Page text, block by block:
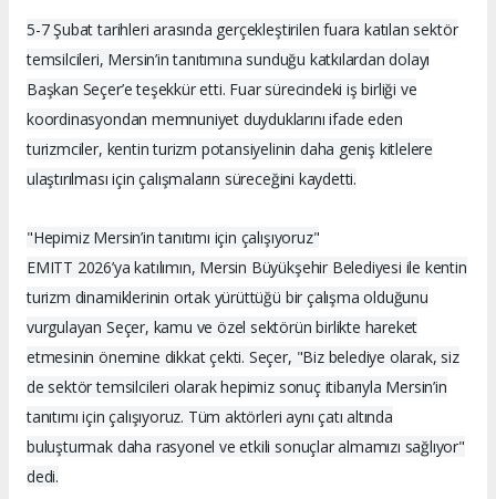
5-7 Şubat tarihleri arasında gerçekleştirilen fuara katılan sektör
temsilcileri, Mersin’in tanıtımına sunduğu katkılardan dolayı
Başkan Seçer’e teşekkür etti. Fuar sürecindeki iş birliği ve
koordinasyondan memnuniyet duyduklarını ifade eden
turizmciler, kentin turizm potansiyelinin daha geniş kitlelere
ulaştırılması için çalışmaların süreceğini kaydetti.
"Hepimiz Mersin’in tanıtımı için çalışıyoruz"
EMITT 2026’ya katılımın, Mersin Büyükşehir Belediyesi ile kentin
turizm dinamiklerinin ortak yürüttüğü bir çalışma olduğunu
vurgulayan Seçer, kamu ve özel sektörün birlikte hareket
etmesinin önemine dikkat çekti. Seçer, "Biz belediye olarak, siz
de sektör temsilcileri olarak hepimiz sonuç itibarıyla Mersin’in
tanıtımı için çalışıyoruz. Tüm aktörleri aynı çatı altında
buluşturmak daha rasyonel ve etkili sonuçlar almamızı sağlıyor"
dedi.